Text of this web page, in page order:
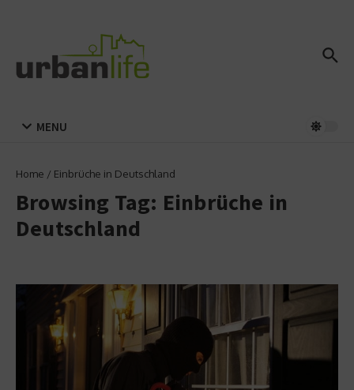
MENU
Home / Einbrüche in Deutschland
Browsing Tag: Einbrüche in
Deutschland